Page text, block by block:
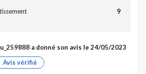
9
a donné son avis le 24/05/2023
Avis vérifié